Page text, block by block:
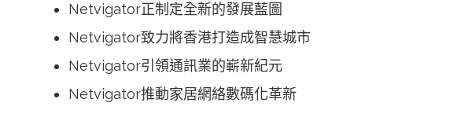
Netvigator正制定全新的發展藍圖
Netvigator致力將香港打造成智慧城市
Netvigator引領通訊業的嶄新紀元
Netvigator推動家居網絡數碼化革新